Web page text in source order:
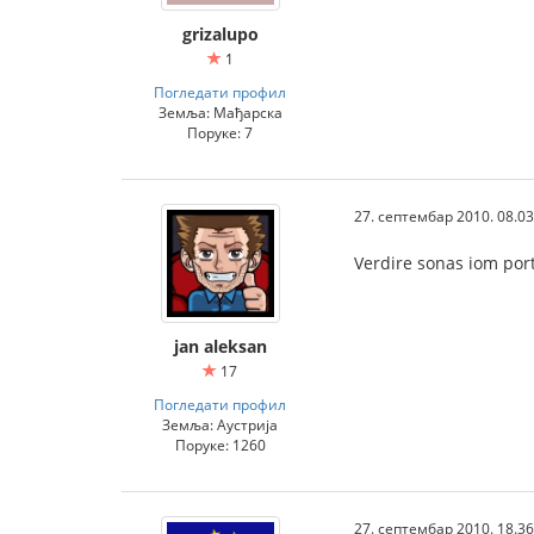
grizalupo
1
Погледати профил
Земља: Мађарска
Поруке: 7
jan aleksan
17
Погледати профил
Земља: Аустрија
Поруке: 1260
27. септембар 2010.
Verdire sonas iom
27. септембар 2010.